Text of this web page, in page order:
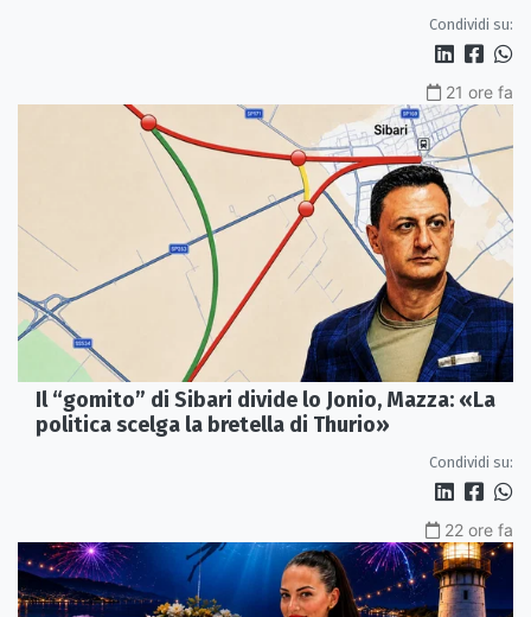
Condividi su:
21 ore fa
Il “gomito” di Sibari divide lo Jonio, Mazza: «La
politica scelga la bretella di Thurio»
Condividi su:
22 ore fa